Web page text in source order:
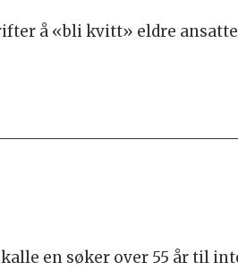
å «bli kvitt» eldre
en søker over 55 år til